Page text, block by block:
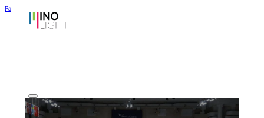
Passer au contenu principal
Dernières